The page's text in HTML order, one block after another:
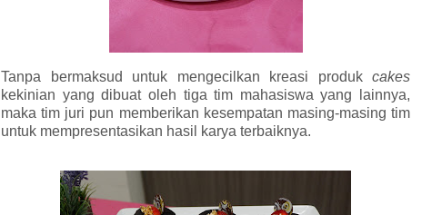
Tanpa bermaksud untuk mengecilkan kreasi produk cakes
kekinian yang dibuat oleh tiga tim mahasiswa yang lainnya,
maka tim juri pun memberikan kesempatan masing-masing tim
untuk mempresentasikan hasil karya terbaiknya.